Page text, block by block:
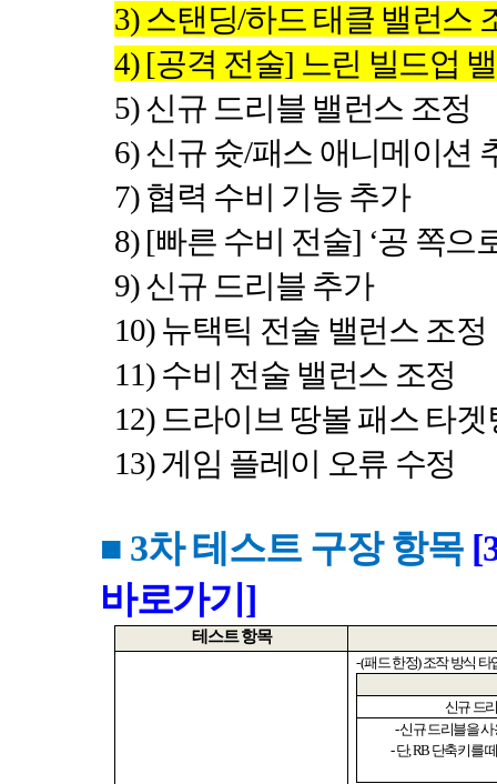
3) 스탠딩/하드 태클 밸런스
4) [공격 전술] 느린 빌드업
5)신규 드리블 밸런스 조정
6)신규 슛/패스 애니메이션
7) 협력 수비 기능 추가
8) [빠른 수비 전술] ‘공 쪽으
9)신규 드리블 추가
10) 뉴택틱 전술 밸런스 조정
11) 수비 전술 밸런스 조정
12) 드라이브 땅볼 패스 타겟
13)게임 플레이 오류 수정
■ 3차 테스트 구장 항목
바로가기]
테스트 항목
- (패드 한정)조작 방식
신규 드
-신규 드리블을
-단, RB 단축키를